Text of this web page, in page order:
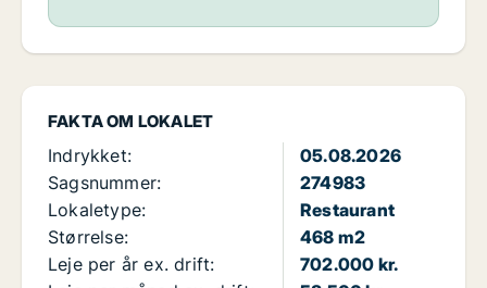
FAKTA OM LOKALET
Indrykket:
05.08.2026
Sagsnummer:
274983
Lokaletype:
Restaurant
Størrelse:
468 m2
Leje per år ex. drift:
702.000 kr.